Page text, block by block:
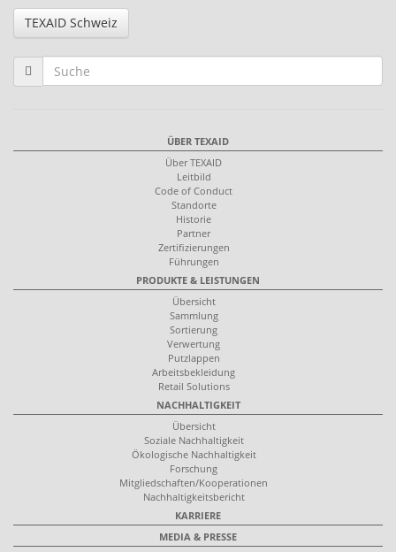
TEXAID Schweiz
ÜBER TEXAID
Über TEXAID
Leitbild
Code of Conduct
Standorte
Historie
Partner
Zertifizierungen
Führungen
PRODUKTE & LEISTUNGEN
Übersicht
Sammlung
Sortierung
Verwertung
Putzlappen
Arbeitsbekleidung
Retail Solutions
NACHHALTIGKEIT
Übersicht
Soziale Nachhaltigkeit
Ökologische Nachhaltigkeit
Forschung
Mitgliedschaften/Kooperationen
Nachhaltigkeitsbericht
KARRIERE
MEDIA & PRESSE